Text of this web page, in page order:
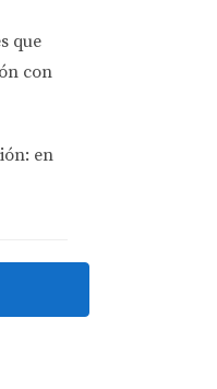
y sus
en
de
que
con
en